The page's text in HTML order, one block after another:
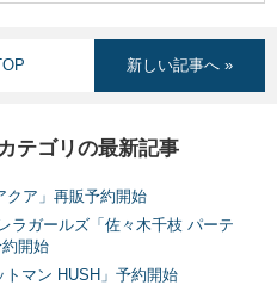
新しい記事へ »
テゴリの最新記事
クア」再販予約開始
ラガールズ「佐々木千枝 パーテ
開始
トマン HUSH」予約開始